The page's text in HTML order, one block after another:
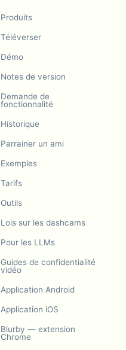
Produits
Téléverser
Démo
Notes de version
Demande de
fonctionnalité
Historique
Parrainer un ami
Exemples
Tarifs
Outils
Lois sur les dashcams
Pour les LLMs
Guides de confidentialité
vidéo
Application Android
Application iOS
Blurby — extension
Chrome